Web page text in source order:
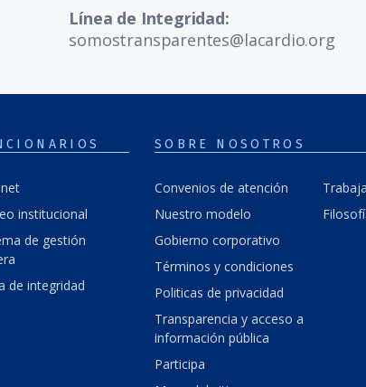
Línea de Integridad:
somostransparentes@lacardio.org
institucional
de gestión
de integridad
SOBRE NOSOTROS
Convenios de atención
Nuestro modelo
Gobierno corporativo
Términos y condiciones
Politicas de privacidad
Transparencia y acceso a
información pública
Participa